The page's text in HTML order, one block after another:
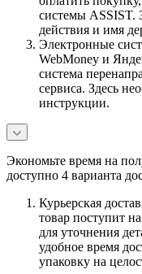
системы ASSIST.
действия и имя
Электронные
WebMoney и
система
сервиса. Здесь
инструкции.
Экономьте время на
доступно 4 варианта
Курьерская
товар поступит
для уточнения
удобное время
упаковку на